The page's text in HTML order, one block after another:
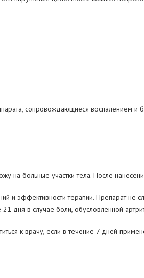
сопровождающиеся воспалением
на больные участки тела. После
и эффективности терапии. Препарат
дня в случае боли, обусловленной
к врачу, если в течение 7 дней